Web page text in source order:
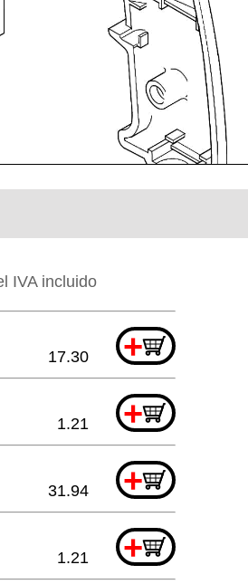
IVA incluido
+
17.30
+
1.21
+
31.94
+
1.21